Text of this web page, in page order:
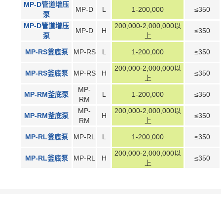
MP-D管道增压
泵
MP-D L 1-200,000 ≤350
MP-D管道增压
泵
MP-D H
200,000-2,000,000以
上
≤350
MP-RS釜底泵 MP-RS L 1-200,000 ≤350
MP-RS釜底泵 MP-RS H
200,000-2,000,000以
上
≤350
MP-RM釜底泵
MP-
RM
L 1-200,000 ≤350
MP-RM釜底泵
MP-
RM
H
200,000-2,000,000以
上
≤350
MP-RL釜底泵 MP-RL L 1-200,000 ≤350
MP-RL釜底泵 MP-RL H
200,000-2,000,000以
上
≤350